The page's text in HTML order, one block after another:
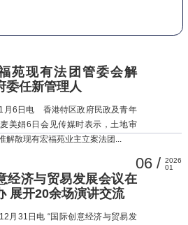
苑现有法团管委会解
任新管理人
月6日电 香港特区政府民政及青年
美娟6日会见传媒时表示，土地审
解散现有宏福苑业主立案法团...
06 /2026
01
经济与贸易发展会议在
展开20余场演讲交流
月31日电 “国际创意经济与贸易发